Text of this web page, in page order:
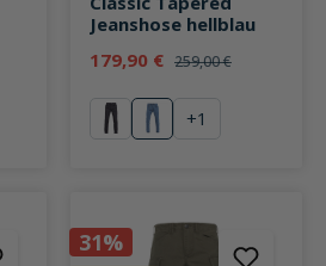
Jeanshose hellblau
179,90 € 259,00 €
schwarzhellblau
+1
31%